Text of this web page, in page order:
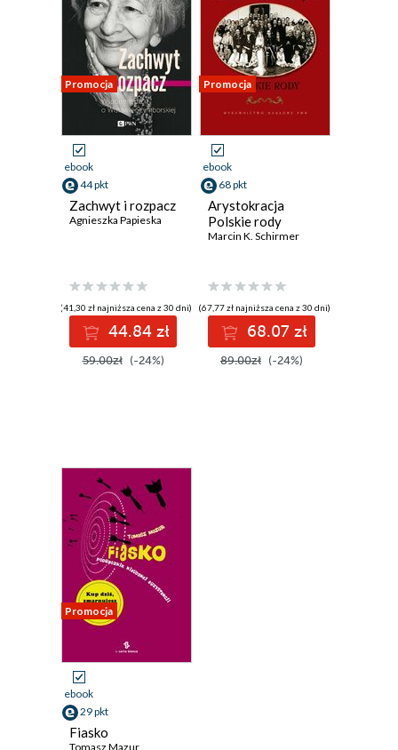
Promocja
ebook
44 pkt
Zachwyt i rozpacz
Agnieszka Papieska
(41,30 zł najniższa cena z 30 dni)
44.84 zł
59.00zł (-24%)
Promocja
ebook
68 pkt
Arystokracja
Polskie rody
Marcin K. Schirmer
(67,77 zł najniższa cena z 30 dni)
68.07 zł
89.00zł (-24%)
Promocja
ebook
29 pkt
Fiasko
Tomasz Mazur